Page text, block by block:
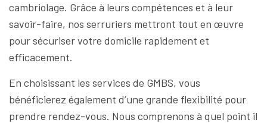
cambriolage. Grâce à leurs compétences et à leur
savoir-faire, nos serruriers mettront tout en œuvre
pour sécuriser votre domicile rapidement et
efficacement.
En choisissant les services de GMBS, vous
bénéficierez également d’une grande flexibilité pour
prendre rendez-vous. Nous comprenons à quel point il